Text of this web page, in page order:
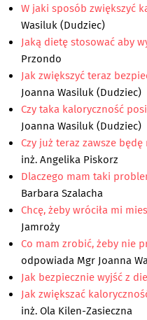
W jaki sposób zwiększyć
Wasiluk (Dudziec)
Jaką dietę stosować aby
Przondo
Jak zwiększyć teraz
Joanna Wasiluk (Dudziec)
Czy taka kaloryczność
Joanna Wasiluk (Dudziec)
Czy już teraz zawsze
inż. Angelika Piskorz
Dlaczego mam taki
Barbara Szalacha
Chcę, żeby wróciła mi
Jamroży
Co mam zrobić, żeby nie
odpowiada Mgr Joanna
Jak bezpiecznie wyjść z
Jak zwiększać
inż. Ola Kilen-Zasieczna